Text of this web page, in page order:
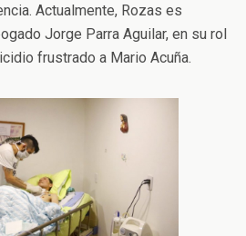
Actualmente, Rozas es
Jorge Parra Aguilar, en su rol
frustrado a Mario Acuña.